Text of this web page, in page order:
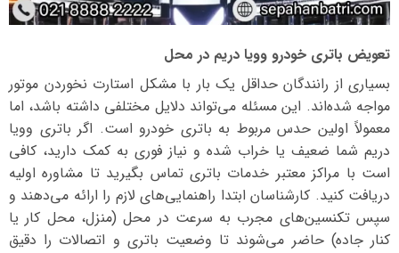
تعویض باتری خودرو وویا دریم در محل
بسیاری از رانندگان حداقل یک بار با مشکل استارت نخوردن موتور
مواجه شده‌اند. این مسئله می‌تواند دلایل مختلفی داشته باشد، اما
معمولاً اولین حدس مربوط به باتری خودرو است. اگر باتری وویا
دریم شما ضعیف یا خراب شده و نیاز فوری به کمک دارید، کافی
است با مراکز معتبر خدمات باتری تماس بگیرید تا مشاوره اولیه
دریافت کنید. کارشناسان ابتدا راهنمایی‌های لازم را ارائه می‌دهند و
سپس تکنسین‌های مجرب به سرعت در محل (منزل، محل کار یا
کنار جاده) حاضر می‌شوند تا وضعیت باتری و اتصالات را دقیق